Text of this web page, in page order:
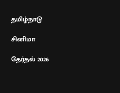
தமிழ்நாடு
சினிமா
தேர்தல் 2026